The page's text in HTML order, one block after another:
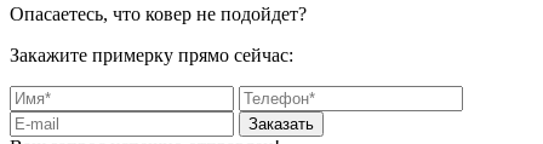
Опасаетесь, что ковер не подойдет?
Закажите примерку прямо сейчас:
Заказать